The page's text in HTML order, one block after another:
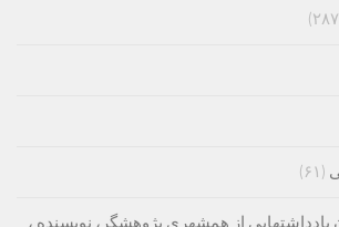
(۶۱)
یادداشتهایی از همشهری پژوهشگر، نویسنده ،